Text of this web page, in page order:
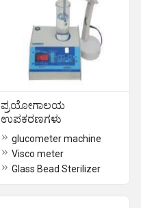
ಪ್ರಯೋಗಾಲಯ
ಉಪಕರಣಗಳು
glucometer machine
Visco meter
Glass Bead Sterilizer